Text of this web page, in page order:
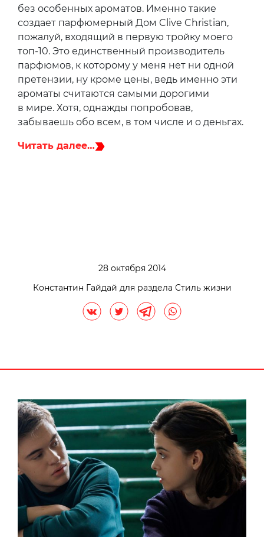
без особенных ароматов. Именно такие
создает парфюмерный Дом Clive Christian,
пожалуй, входящий в первую тройку моего
топ-10. Это единственный производитель
парфюмов, к которому у меня нет ни одной
претензии, ну кроме цены, ведь именно эти
ароматы считаются самыми дорогими
в мире. Хотя, однажды попробовав,
забываешь обо всем, в том числе и о деньгах.
Читать далее…
28 октября 2014
Константин Гайдай для раздела Стиль жизни